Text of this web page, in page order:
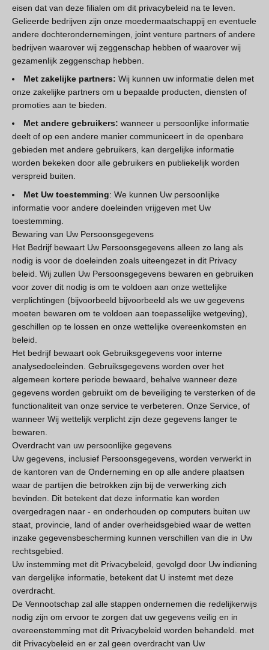
eisen dat van deze filialen om dit privacybeleid na te leven.
Gelieerde bedrijven zijn onze moedermaatschappij en eventuele
andere dochterondernemingen, joint venture partners of andere
bedrijven waarover wij zeggenschap hebben of waarover wij
gezamenlijk zeggenschap hebben.
Met zakelijke partners: Wij kunnen uw informatie delen met
onze zakelijke partners om u bepaalde producten, diensten of
promoties aan te bieden.
Met andere gebruikers: wanneer u persoonlijke informatie
deelt of op een andere manier communiceert in de openbare
gebieden met andere gebruikers, kan dergelijke informatie
worden bekeken door alle gebruikers en publiekelijk worden
verspreid buiten.
Met Uw toestemming: We kunnen Uw persoonlijke
informatie voor andere doeleinden vrijgeven met Uw
toestemming.
Bewaring van Uw Persoonsgegevens
Het Bedrijf bewaart Uw Persoonsgegevens alleen zo lang als
nodig is voor de doeleinden zoals uiteengezet in dit Privacy
beleid. Wij zullen Uw Persoonsgegevens bewaren en gebruiken
voor zover dit nodig is om te voldoen aan onze wettelijke
verplichtingen (bijvoorbeeld bijvoorbeeld als we uw gegevens
moeten bewaren om te voldoen aan toepasselijke wetgeving),
geschillen op te lossen en onze wettelijke overeenkomsten en
beleid.
Het bedrijf bewaart ook Gebruiksgegevens voor interne
analysedoeleinden. Gebruiksgegevens worden over het
algemeen kortere periode bewaard, behalve wanneer deze
gegevens worden gebruikt om de beveiliging te versterken of de
functionaliteit van onze service te verbeteren. Onze Service, of
wanneer Wij wettelijk verplicht zijn deze gegevens langer te
bewaren.
Overdracht van uw persoonlijke gegevens
Uw gegevens, inclusief Persoonsgegevens, worden verwerkt in
de kantoren van de Onderneming en op alle andere plaatsen
waar de partijen die betrokken zijn bij de verwerking zich
bevinden. Dit betekent dat deze informatie kan worden
overgedragen naar - en onderhouden op computers buiten uw
staat, provincie, land of ander overheidsgebied waar de wetten
inzake gegevensbescherming kunnen verschillen van die in Uw
rechtsgebied.
Uw instemming met dit Privacybeleid, gevolgd door Uw indiening
van dergelijke informatie, betekent dat U instemt met deze
overdracht.
De Vennootschap zal alle stappen ondernemen die redelijkerwijs
nodig zijn om ervoor te zorgen dat uw gegevens veilig en in
overeenstemming met dit Privacybeleid worden behandeld. met
dit Privacybeleid en er zal geen overdracht van Uw